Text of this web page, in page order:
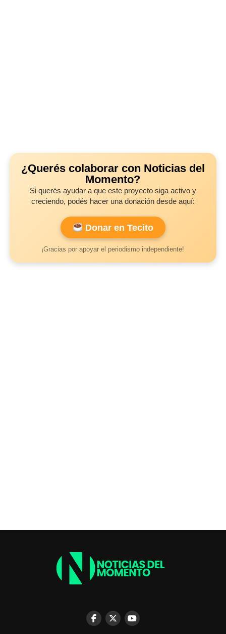
¿Querés colaborar con Noticias del
Momento?
Si querés ayudar a que este proyecto siga activo y
creciendo, podés hacer una donación desde aquí:
Donar en Tecito
¡Gracias por apoyar el periodismo independiente!